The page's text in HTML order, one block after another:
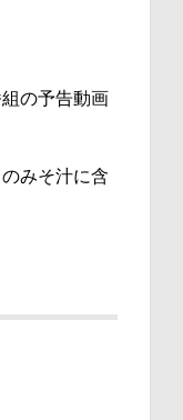
の予告動画
みそ汁に含